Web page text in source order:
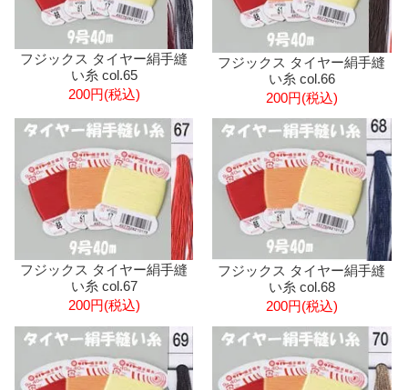
フジックス タイヤー絹手縫
い糸 col.65
200円(税込)
フジックス タイヤー絹手縫
い糸 col.66
200円(税込)
フジックス タイヤー絹手縫
い糸 col.67
200円(税込)
フジックス タイヤー絹手縫
い糸 col.68
200円(税込)